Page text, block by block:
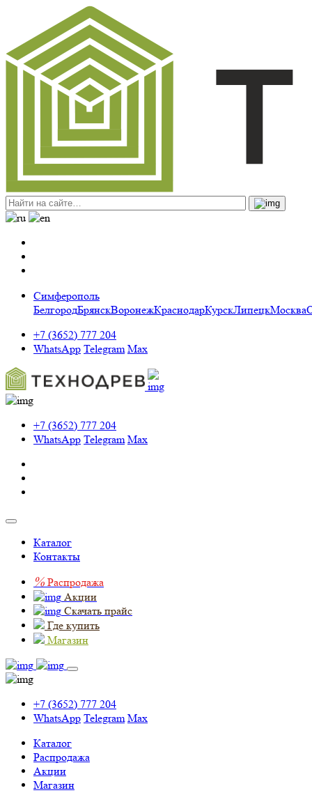
Симферополь
БелгородБрянскВоронежКраснодарКурскЛипецкМосква
+7 (3652) 777 204
WhatsApp Telegram Max
+7 (3652) 777 204
WhatsApp Telegram Max
Каталог
Контакты
% Распродажа
Акции
Скачать прайс
Где купить
Магазин
+7 (3652) 777 204
WhatsApp Telegram Max
Каталог
Распродажа
Акции
Магазин